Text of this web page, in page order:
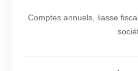
Comptes annuels, liasse